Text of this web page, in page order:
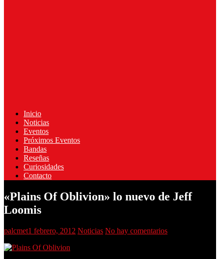
Inicio
Noticias
Eventos
Próximos Eventos
Bandas
Reseñas
Curiosidades
Contacto
«Plains Of Oblivion» lo nuevo de Jeff
Loomis
palcmet1 febrero, 2012 Noticias No hay comentarios